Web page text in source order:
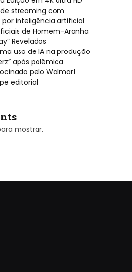
streaming com
inteligência artificial
de Homem-Aranha
Revelados
uso de IA na produção
após polêmica
pelo Walmart
editorial
mostrar.